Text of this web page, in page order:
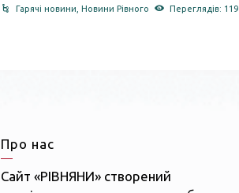
Гарячі новини ,Новини Рівного Переглядів: 119
Про нас
Сайт «РІВНЯНИ» створений